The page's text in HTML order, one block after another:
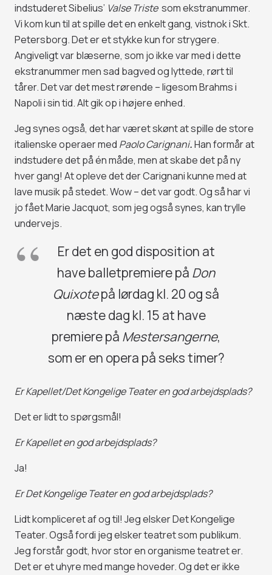
indstuderet Sibelius’ Valse Triste som ekstranummer.
Vi kom kun til at spille det en enkelt gang, vistnok i Skt.
Petersborg. Det er et stykke kun for strygere.
Angiveligt var blæserne, som jo ikke var med i dette
ekstranummer men sad bagved og lyttede, rørt til
tårer. Det var det mest rørende – ligesom Brahms i
Napoli i sin tid. Alt gik op i højere enhed.
Jeg synes også, det har været skønt at spille de store
italienske operaer med Paolo Carignani.Han formår at
indstudere det på én måde, men at skabe det på ny
hver gang! At opleve det der Carignani kunne med at
lave musik på stedet. Wow – det var godt. Og så har vi
jo fået Marie Jacquot, som jeg også synes, kan trylle
undervejs.
Er det en god disposition at
have balletpremiere på Don
Quixotepå lørdag kl. 20 og så
næste dag kl. 15 at have
premiere på Mestersangerne,
som er en opera på seks timer?
Er Kapellet/Det Kongelige Teater en god arbejdsplads?
Det er lidt to spørgsmål!
Er Kapellet en god arbejdsplads?
Ja!
Er Det Kongelige Teater en god arbejdsplads?
Lidt kompliceret af og til! Jeg elsker Det Kongelige
Teater. Også fordi jeg elsker teatret som publikum.
Jeg forstår godt, hvor stor en organisme teatret er.
Det er et uhyre med mange hoveder. Og det er ikke